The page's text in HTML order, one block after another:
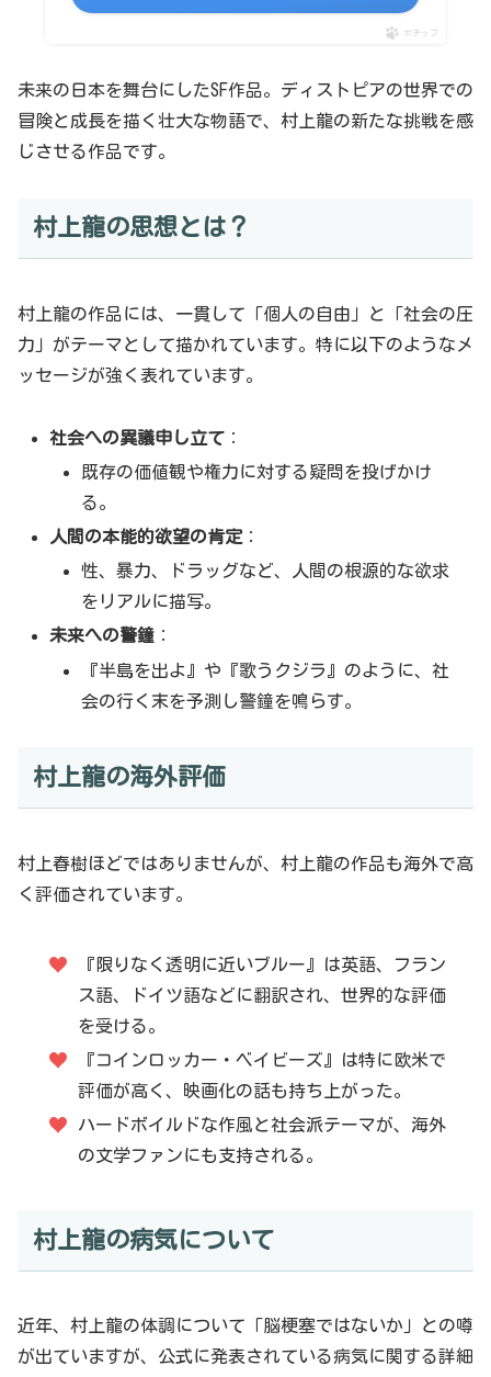
ポチップ
未来の日本を舞台にしたSF作品。ディストピアの世界での
冒険と成長を描く壮大な物語で、村上龍の新たな挑戦を感
じさせる作品です。
村上龍の思想とは？
村上龍の作品には、一貫して「個人の自由」と「社会の圧
力」がテーマとして描かれています。特に以下のようなメ
ッセージが強く表れています。
社会への異議申し立て ：
既存の価値観や権力に対する疑問を投げかけ
る。
人間の本能的欲望の肯定 ：
性、暴力、ドラッグなど、人間の根源的な欲求
をリアルに描写。
未来への警鐘 ：
『半島を出よ』や『歌うクジラ』のように、社
会の行く末を予測し警鐘を鳴らす。
村上龍の海外評価
村上春樹ほどではありませんが、村上龍の作品も海外で高
く評価されています。
『限りなく透明に近いブルー』は英語、フラン
ス語、ドイツ語などに翻訳され、世界的な評価
を受ける。
『コインロッカー・ベイビーズ』は特に欧米で
評価が高く、映画化の話も持ち上がった。
ハードボイルドな作風と社会派テーマが、海外
の文学ファンにも支持される。
村上龍の病気について
近年、村上龍の体調について「脳梗塞ではないか」との噂
が出ていますが、公式に発表されている病気に関する詳細